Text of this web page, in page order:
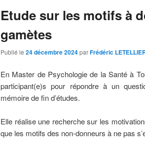
Etude sur les motifs à
gamètes
Publié le 24 décembre 2024parFrédéric
En Master de Psychologie de la Santé à
participant(e)s pour répondre à un
mémoire de fin d’études.
Elle réalise une recherche sur les
que les motifs des non-donneurs à ne pas